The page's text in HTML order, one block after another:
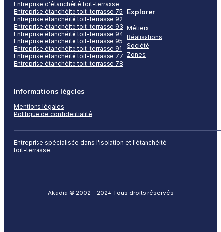
Entreprise spécialisée dans l'isolation et l'étanchéité
toit-terrasse.
Entreprise d'étanchéité toit-terrasse
Entreprise étanchéité toit-terrasse 75
Entreprise étanchéité toit-terrasse 92
Entreprise étanchéité toit-terrasse 93
Entreprise étanchéité toit-terrasse 94
Entreprise étanchéité toit-terrasse 95
Entreprise étanchéité toit-terrasse 91
Entreprise étanchéité toit-terrasse 77
Entreprise étanchéité toit-terrasse 78
Explorer
Métiers
Réalisations
Société
Zones
Informations légales
Mentions légales
Politique de confidentialité
Akadia © 2002 - 2024 Tous droits réservés